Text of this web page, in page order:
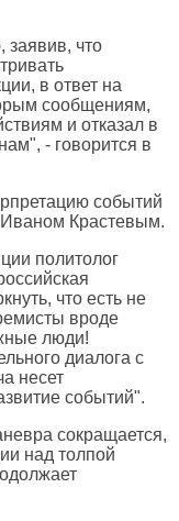
что
в ответ на
сообщениям,
и отказал в
- говорится в
событий
Иваном Крастевым.
политолог
что есть не
вроде
люди!
диалога с
несет
событий".
сокращается,
над толпой